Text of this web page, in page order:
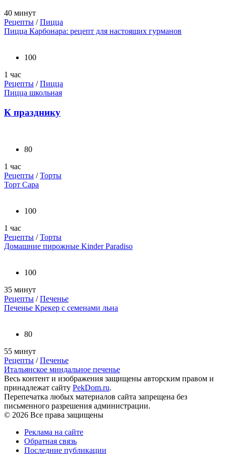
40 минут
Рецепты /Пицца
Пицца Карбонара: рецепт для настоящих гурманов
100
1 час
Рецепты /Пицца
Пицца школьная
К празднику
80
1 час
Рецепты /Торты
Торт Сара
100
1 час
Рецепты /Торты
Домашние пирожные Kinder Paradiso
100
35 минут
Рецепты /Печенье
Печенье Крекер с семенами льна
80
55 минут
Рецепты /Печенье
Итальянское миндальное печенье
Весь контент и изображения защищены авторским правом и
принадлежат сайту PekDom.ru.
Перепечатка любых материалов сайта запрещена без
письменного разрешения администрации.
© 2026 Все права защищены
Реклама на сайте
Обратная связь
Последние публикации